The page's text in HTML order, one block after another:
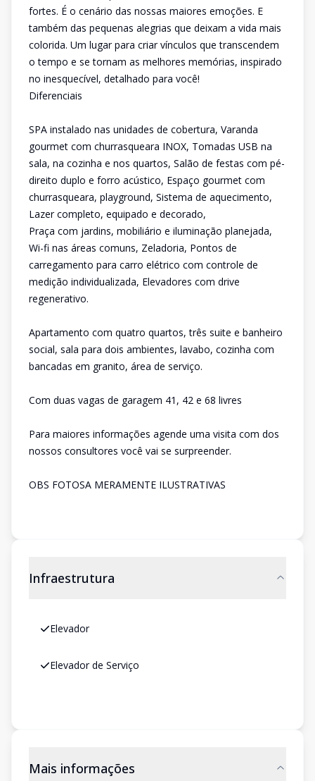
fortes. É o cenário das nossas maiores emoções. E
também das pequenas alegrias que deixam a vida mais
colorida. Um lugar para criar vínculos que transcendem
o tempo e se tornam as melhores memórias, inspirado
no inesquecível, detalhado para você!
Diferenciais
SPA instalado nas unidades de cobertura, Varanda
gourmet com churrasqueara INOX, Tomadas USB na
sala, na cozinha e nos quartos, Salão de festas com pé-
direito duplo e forro acústico, Espaço gourmet com
churrasqueara, playground, Sistema de aquecimento,
Lazer completo, equipado e decorado,
Praça com jardins, mobiliário e iluminação planejada,
Wi-fi nas áreas comuns, Zeladoria, Pontos de
carregamento para carro elétrico com controle de
medição individualizada, Elevadores com drive
regenerativo.
Apartamento com quatro quartos, três suite e banheiro
social, sala para dois ambientes, lavabo, cozinha com
bancadas em granito, área de serviço.
Com duas vagas de garagem 41, 42 e 68 livres
Para maiores informações agende uma visita com dos
nossos consultores você vai se surpreender.
OBS FOTOSA MERAMENTE ILUSTRATIVAS
Infraestrutura
Elevador
Elevador de Serviço
Mais informações